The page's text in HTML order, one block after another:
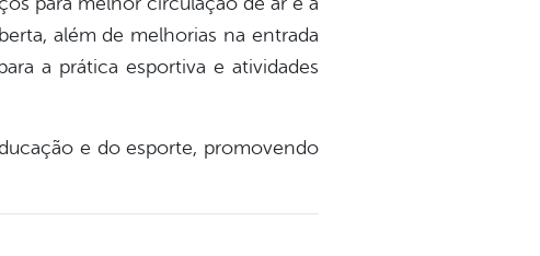
além de melhorias na entrada
a prática esportiva e atividades
e do esporte, promovendo